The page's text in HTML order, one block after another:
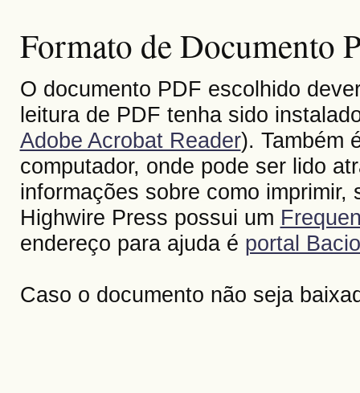
Formato de Documento
O documento PDF escolhido
leitura de PDF tenha sido
Adobe Acrobat Reader). Também
computador, onde pode ser lido
informações sobre como
Highwire Press possui um
endereço para ajuda é portal
Caso o documento não seja